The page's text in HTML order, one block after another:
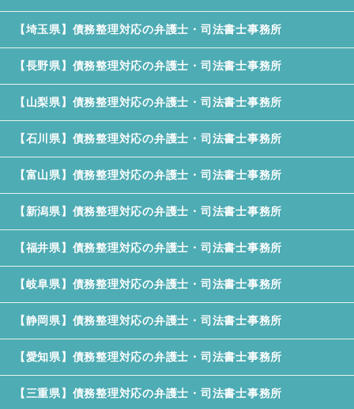
【埼玉県】債務整理対応の弁護士・司法書士事務所
【長野県】債務整理対応の弁護士・司法書士事務所
【山梨県】債務整理対応の弁護士・司法書士事務所
【石川県】債務整理対応の弁護士・司法書士事務所
【富山県】債務整理対応の弁護士・司法書士事務所
【新潟県】債務整理対応の弁護士・司法書士事務所
【福井県】債務整理対応の弁護士・司法書士事務所
【岐阜県】債務整理対応の弁護士・司法書士事務所
【静岡県】債務整理対応の弁護士・司法書士事務所
【愛知県】債務整理対応の弁護士・司法書士事務所
【三重県】債務整理対応の弁護士・司法書士事務所